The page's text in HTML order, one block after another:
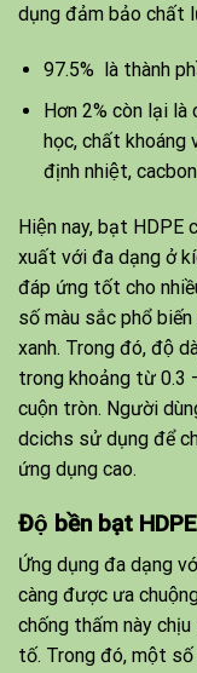
dụng đảm bảo chất
97.5% là thành
Hơn 2% còn lại
học, chất khoáng
định nhiệt,
Hiện nay, bạt HDPE
xuất với đa dạng ở
đáp ứng tốt cho
số màu sắc phổ
xanh. Trong đó, độ
trong khoảng từ 0.3
cuộn tròn. Người
dcichs sử dụng để
ứng dụng cao.
Độ bền bạt
Ứng dụng đa dạng
càng được ưa
chống thấm này
tố. Trong đó, một số